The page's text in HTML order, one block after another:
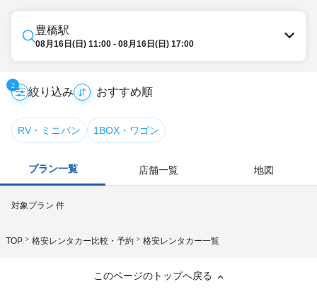
豊橋駅
08月16日(日) 11:00 - 08月16日(日) 17:00
2
絞り込み
RV・ミニバン 1BOX・ワゴン
プラン一覧 店舗一覧 地図
対象プラン 件
TOP 格安レンタカー比較・予約 格安レンタカー一覧
このページのトップへ戻る